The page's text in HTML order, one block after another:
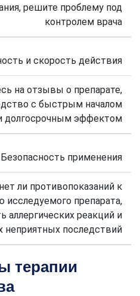
решите проблему под
контролем врача
и скорость действия
на отзывы о препарате,
с быстрым началом
долгосрочным эффектом
Безопасность применения
ли противопоказаний к
исследуемого препарата,
аллергических реакций и
неприятных последствий
терапии